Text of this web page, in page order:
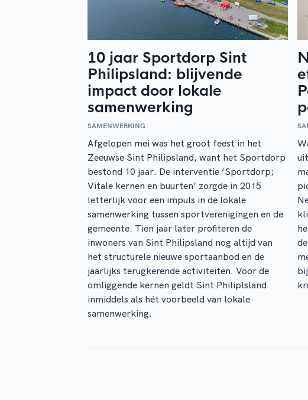
10 jaar Sportdorp Sint
Philipsland: blijvende
impact door lokale
samenwerking
SAMENWERKING
Afgelopen mei was het groot feest in het
Zeeuwse Sint Philipsland, want het Sportdorp
bestond 10 jaar. De interventie ‘Sportdorp;
Vitale kernen en buurten’ zorgde in 2015
letterlijk voor een impuls in de lokale
samenwerking tussen sportverenigingen en de
gemeente. Tien jaar later profiteren de
inwoners van Sint Philipsland nog altijd van
het structurele nieuwe sportaanbod en de
jaarlijks terugkerende activiteiten. Voor de
omliggende kernen geldt Sint Philiplsland
inmiddels als hét voorbeeld van lokale
samenwerking.